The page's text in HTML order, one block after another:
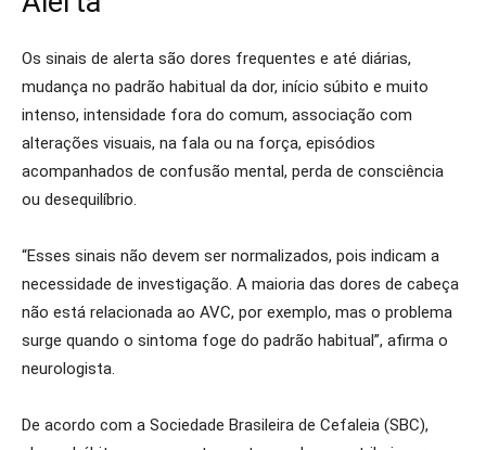
Os sinais de alerta são dores frequentes e até diárias,
mudança no padrão habitual da dor, início súbito e muito
intenso, intensidade fora do comum, associação com
alterações visuais, na fala ou na força, episódios
acompanhados de confusão mental, perda de consciência
ou desequilíbrio.
“Esses sinais não devem ser normalizados, pois indicam a
necessidade de investigação. A maioria das dores de cabeça
não está relacionada ao AVC, por exemplo, mas o problema
surge quando o sintoma foge do padrão habitual”, afirma o
neurologista.
De acordo com a Sociedade Brasileira de Cefaleia (SBC),